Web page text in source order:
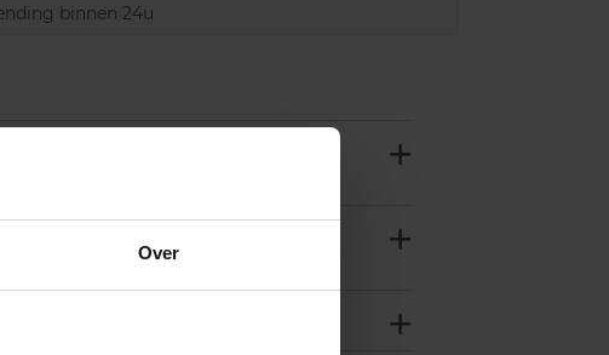
Over
binnen 24u